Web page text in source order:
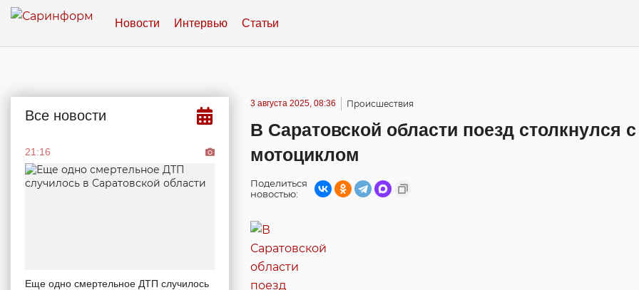
Новости Интервью Статьи
Все новости
21:16
Еще одно смертельное ДТП случилось
3 августа 2025, 08:36 Происшествия
В Саратовской области поезд столкнулся с
мотоциклом
Поделиться
новостью: